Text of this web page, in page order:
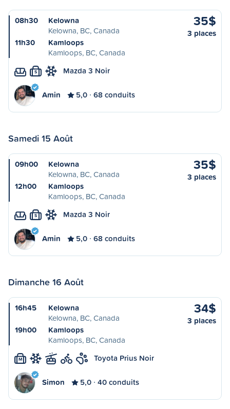
08h30
Kelowna
Kelowna, BC, Canada
11h30
Kamloops
Kamloops, BC, Canada
35$
3 places
S Mazda 3 Noir
Amin 5,0 68 conduits
Samedi 15 Août
09h00
Kelowna
Kelowna, BC, Canada
12h00
Kamloops
Kamloops, BC, Canada
35$
3 places
S Mazda 3 Noir
Amin 5,0 68 conduits
Dimanche 16 Août
16h45
Kelowna
Kelowna, BC, Canada
19h00
Kamloops
Kamloops, BC, Canada
34$
3 places
M Toyota Prius Noir
Simon 5,0 40 conduits